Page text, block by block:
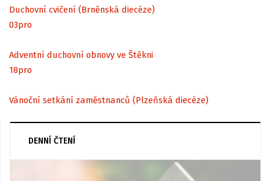
Duchovní cvičení (Brněnská diecéze)
03pro
Adventní duchovní obnovy ve Štěkni
18pro
Vánoční setkání zaměstnanců (Plzeňská diecéze)
DENNÍ ČTENÍ